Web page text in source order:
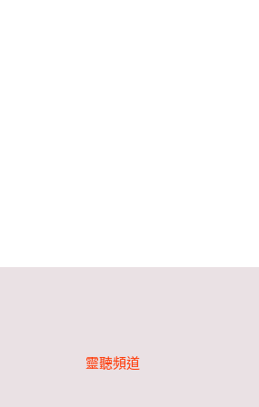
靈聽頻道